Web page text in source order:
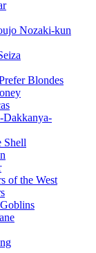
Nozaki-kun
Blondes
Dakkanya-
Shell
of the West